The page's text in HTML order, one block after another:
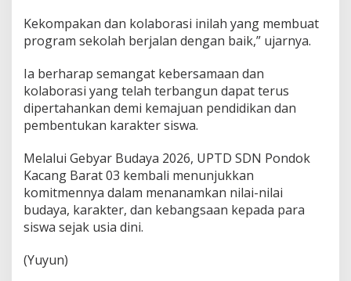
Kekompakan dan kolaborasi inilah yang membuat
program sekolah berjalan dengan baik,” ujarnya.
Ia berharap semangat kebersamaan dan
kolaborasi yang telah terbangun dapat terus
dipertahankan demi kemajuan pendidikan dan
pembentukan karakter siswa.
Melalui Gebyar Budaya 2026, UPTD SDN Pondok
Kacang Barat 03 kembali menunjukkan
komitmennya dalam menanamkan nilai-nilai
budaya, karakter, dan kebangsaan kepada para
siswa sejak usia dini.
(Yuyun)